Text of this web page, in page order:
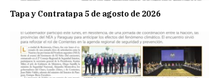
Tapa y Contratapa 5 de agosto de 2026